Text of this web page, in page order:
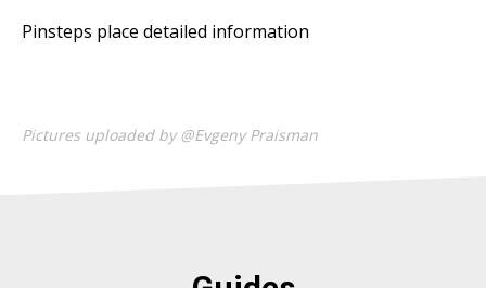
Pinsteps place detailed information
Pictures uploaded by @Evgeny Praisman